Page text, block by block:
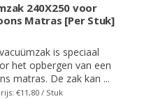
240X250 voor
Matras [Per Stuk]
is speciaal
het opbergen van een
matras. De zak kan ...
€11,80 / Stuk